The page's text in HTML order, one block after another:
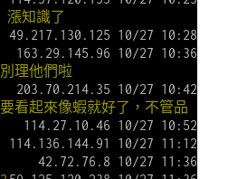
知識了
49.217.130.125 10/27 10:28
163.29.145.96 10/27 10:36
理他們啦
203.70.214.35 10/27 10:42
看起來像蝦就好了，不管品
114.27.10.46 10/27 10:52
114.136.144.91 10/27 11:12
42.72.76.8 10/27 11:36